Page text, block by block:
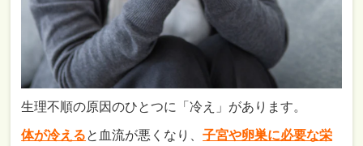
生理不順の原因のひとつに「冷え」があります。
体が冷えると血流が悪くなり、子宮や卵巣に必要な栄